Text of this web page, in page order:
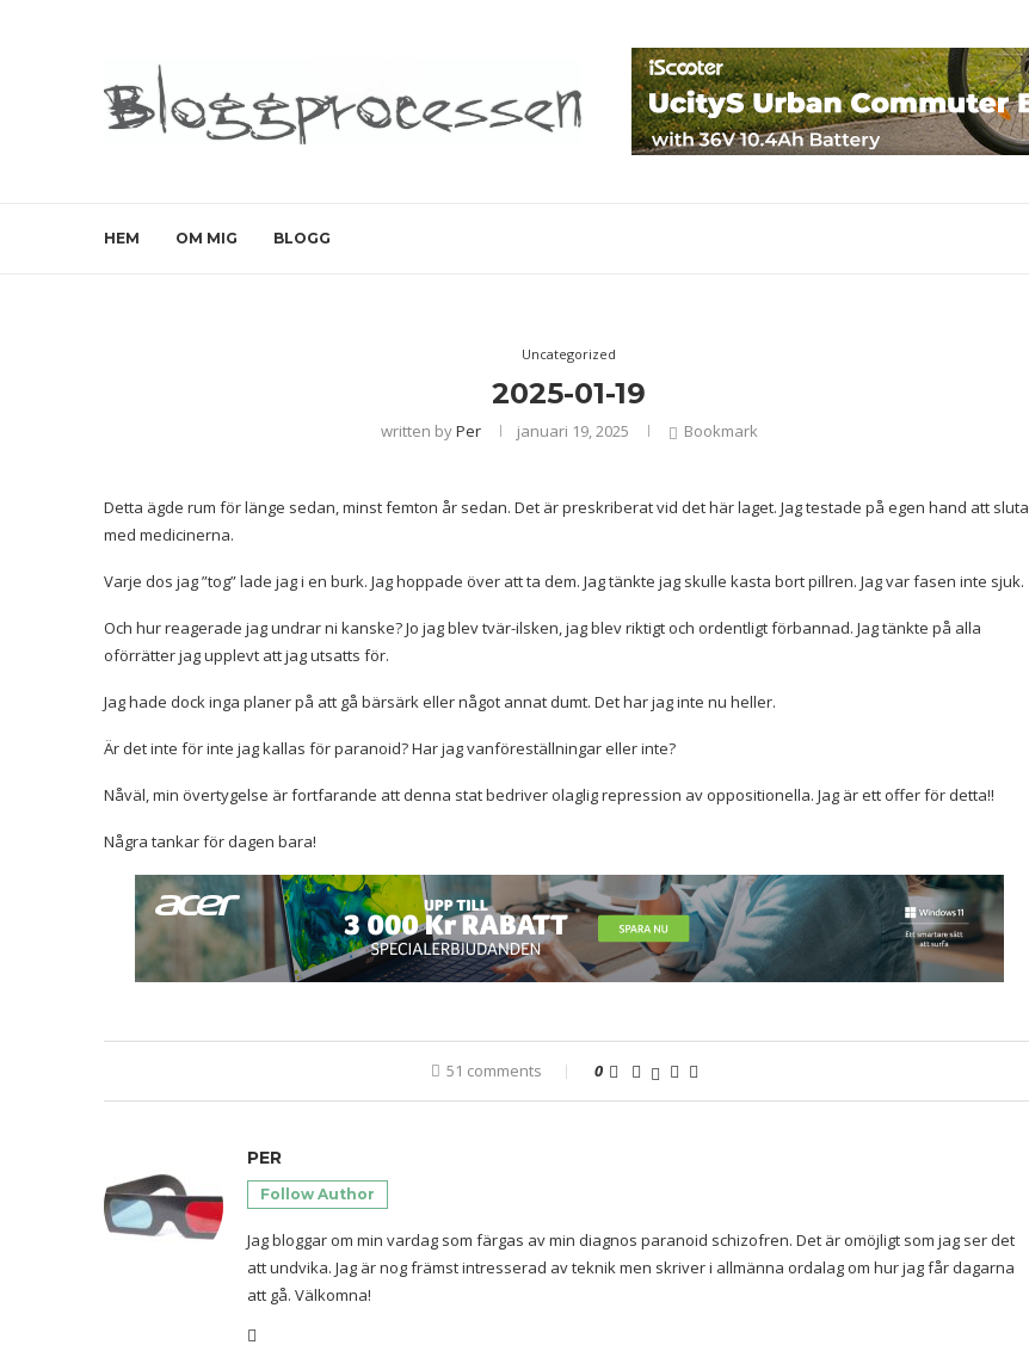
HEM OM MIG BLOGG
Uncategorized
2025-01-19
written byPer januari 19, 2025 Bookmark
Detta ägde rum för länge sedan, minst femton år sedan. Det är preskriberat vid det här laget. Jag testade på egen hand att sluta
med medicinerna.
Varje dos jag ”tog” lade jag i en burk. Jag hoppade över att ta dem. Jag tänkte jag skulle kasta bort pillren. Jag var fasen inte sjuk.
Och hur reagerade jag undrar ni kanske? Jo jag blev tvär-ilsken, jag blev riktigt och ordentligt förbannad. Jag tänkte på alla
oförrätter jag upplevt att jag utsatts för.
Jag hade dock inga planer på att gå bärsärk eller något annat dumt. Det har jag inte nu heller.
Är det inte för inte jag kallas för paranoid? Har jag vanföreställningar eller inte?
Nåväl, min övertygelse är fortfarande att denna stat bedriver olaglig repression av oppositionella. Jag är ett offer för detta!!
Några tankar för dagen bara!
51 comments 0
PER
Follow Author
Jag bloggar om min vardag som färgas av min diagnos paranoid schizofren. Det är omöjligt som jag ser det
att undvika. Jag är nog främst intresserad av teknik men skriver i allmänna ordalag om hur jag får dagarna
att gå. Välkomna!